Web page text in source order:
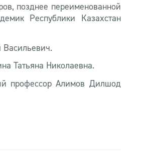
позднее переименованной
Республики Казахстан
Татьяна Николаевна.
профессор Алимов Дилшод